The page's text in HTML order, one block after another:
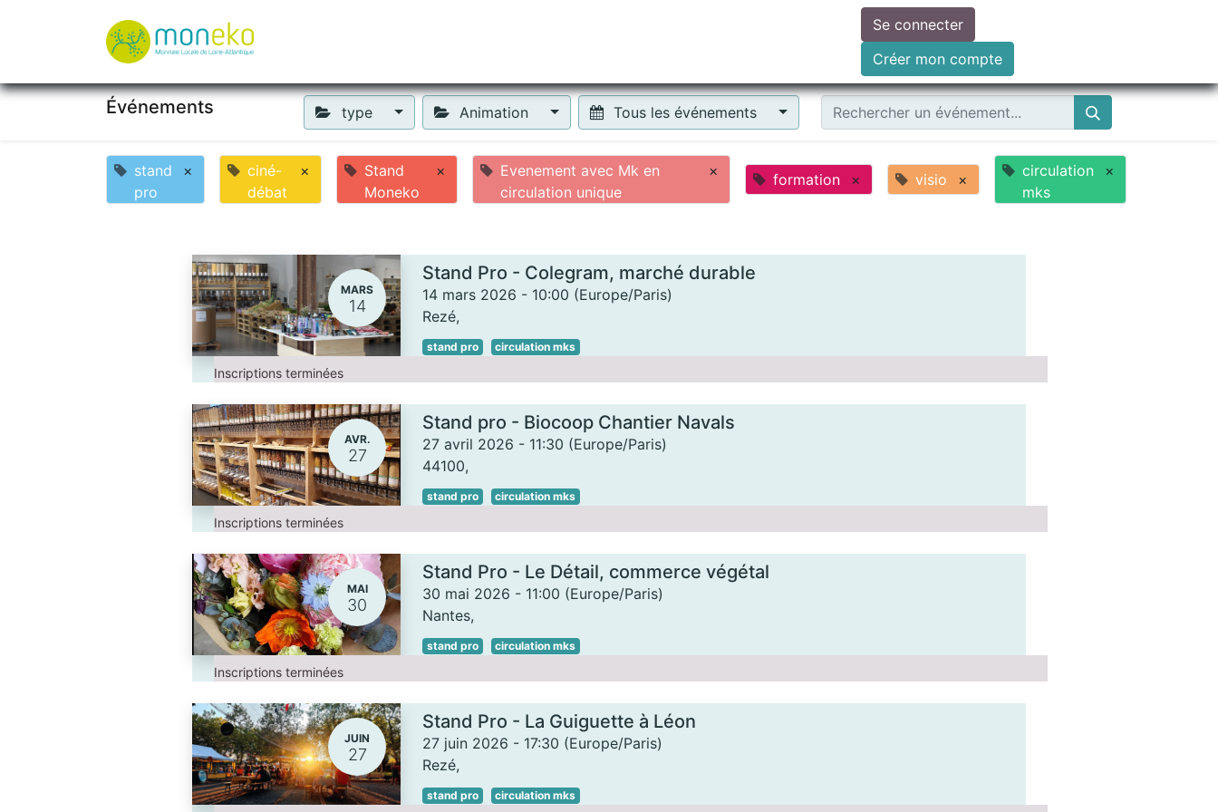
Faire un don
Se connecter
Créer mon compte
Événements type Animation Tous les événements
stand
pro
×
ciné-
débat
×
Stand
Moneko
×
Evenement avec Mk en
circulation unique
× formation × visio ×
circulation
mks
×
MARS
14
Stand Pro - Colegram, marché durable
14 mars 2026 - 10:00 (Europe/Paris)
Rezé,
stand pro circulation mks
Inscriptions terminées
AVR.
27
Stand pro - Biocoop Chantier Navals
27 avril 2026 - 11:30 (Europe/Paris)
44100,
stand pro circulation mks
Inscriptions terminées
MAI
30
Stand Pro - Le Détail, commerce végétal
30 mai 2026 - 11:00 (Europe/Paris)
Nantes,
stand pro circulation mks
Inscriptions terminées
JUIN
27
Stand Pro - La Guiguette à Léon
27 juin 2026 - 17:30 (Europe/Paris)
Rezé,
stand pro circulation mks